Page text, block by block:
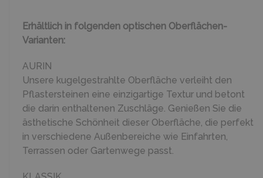
Erhältlich in folgenden optischen Oberflächen-
Varianten:
AURIN
Unsere kugelgestrahlte Oberfläche verleiht den
Pflastersteinen eine einzigartige Textur und betont
die darin enthaltenen Zuschläge. Genießen Sie die
ästhetische Schönheit dieser Oberfläche, die perfekt
in verschiedene Außenbereiche wie Einfahrten,
Terrassen oder Gartenwege passt.